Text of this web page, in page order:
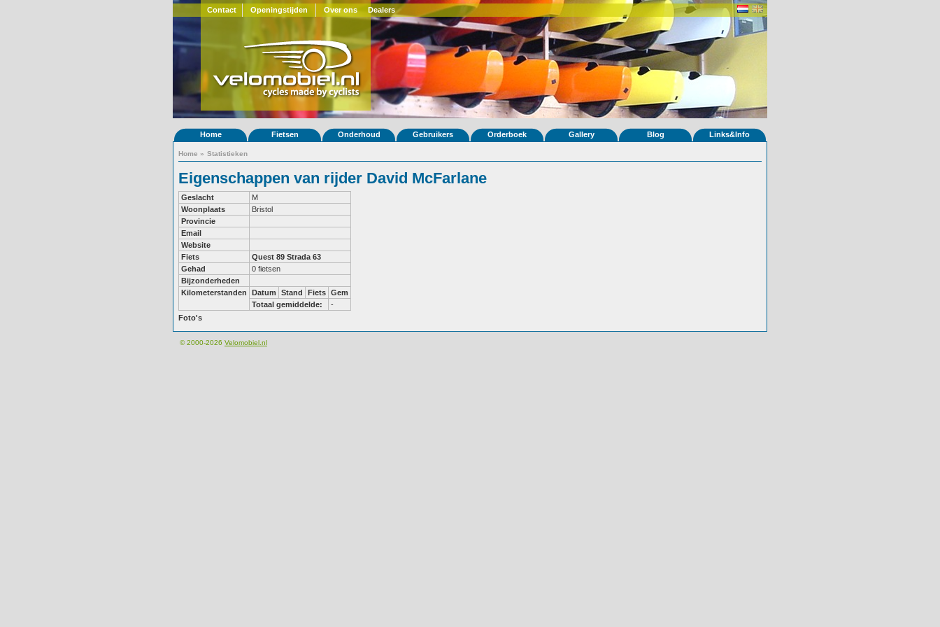
Contact Openingstijden Over ons Dealers
Home Fietsen Onderhoud Gebruikers Orderboek Gallery Blog Links&Info
Home » Statistieken
Eigenschappen van rijder David McFarlane
Geslacht
M
Woonplaats
Bristol
Provincie
Email
Website
Fiets
Quest 89 Strada 63
Gehad
0 fietsen
Bijzonderheden
Kilometerstanden
Datum Stand Fiets Gem
Totaal gemiddelde:
-
Foto's
© 2000-2026 Velomobiel.nl